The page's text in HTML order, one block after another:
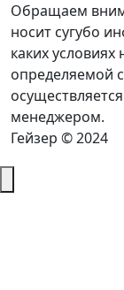
Обращаем
носит сугубо
каких
определяемой
менеджером.
Гейзер © 2024